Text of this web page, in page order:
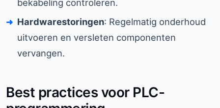
bekabeling controleren.
Hardwarestoringen: Regelmatig onderhoud
uitvoeren en versleten componenten
vervangen.
Best practices voor PLC-